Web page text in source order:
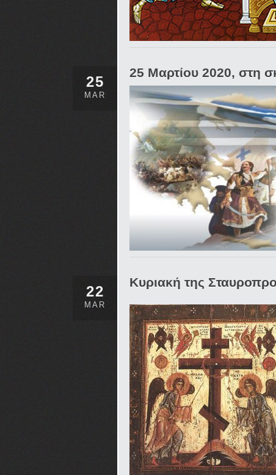
25
MAR
25 Μαρτίου 2020, στη
22
MAR
Κυριακή της